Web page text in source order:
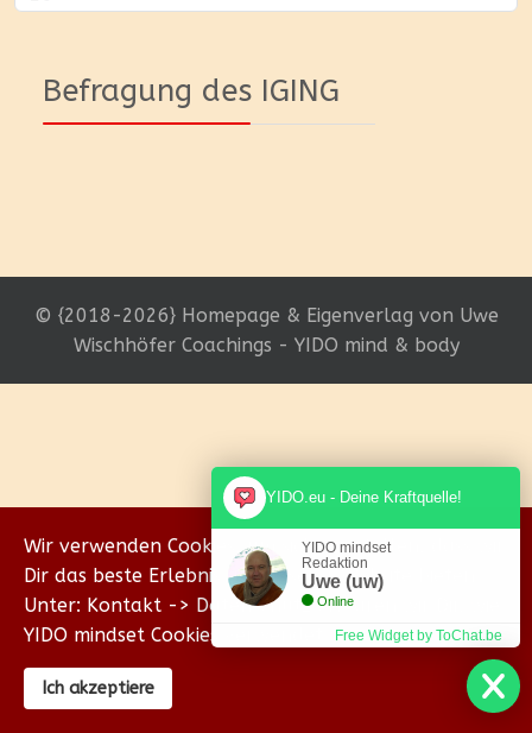
Befragung des IGING
© {2018-2026} Homepage & Eigenverlag von Uwe
Wischhöfer Coachings - YIDO mind & body
Wir verwenden Cookies, um sicherzustellen, dass wir
Dir das beste Erlebnis auf unserer Website bieten.
Unter: Kontakt -> Datenschutz erklären wir Dir, wie
YIDO mindset Cookies verwendet.
Ich akzeptiere
YIDO.eu - Deine Kraftquelle!
YIDO mindset
Redaktion
Uwe (uw)
Online
Free Widget by ToChat.be